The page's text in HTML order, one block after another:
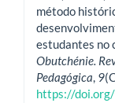
método
estudantes no
Obutchénie.
Pedagógica, 9
https://